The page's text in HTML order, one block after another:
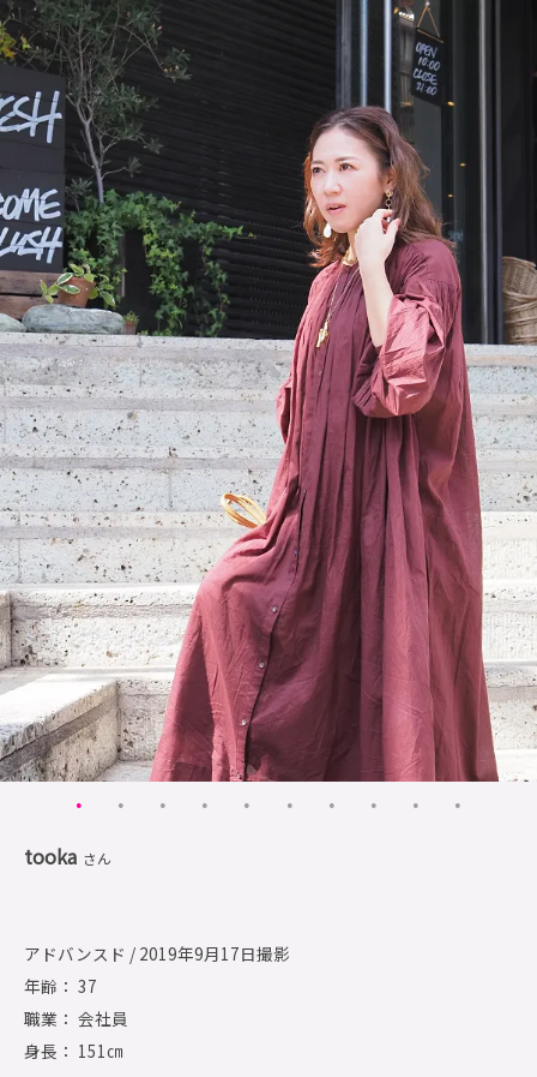
tooka さん
アドバンスド / 2019年9月17日撮影
年齢： 37
職業： 会社員
身長： 151㎝